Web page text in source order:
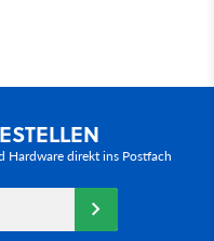
Hardware direkt ins Postfach